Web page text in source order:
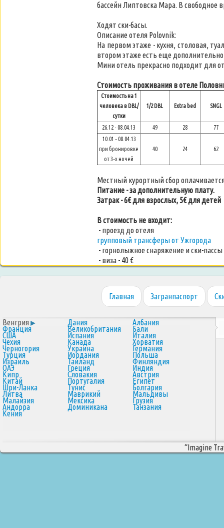
бассейн Липтовска Мара. В
Ходят ски-басы.
Описание отеля Polovnik:
На первом этаже - кухня, столовая,
втором этаже есть еще
Мини отель прекрасно подходит для
Стоимость проживания в отеле
Стоимость на 1
человека в DBL/
сутки
1/2 DBL Extra bed SNGL
26.12 - 08.04.13 49 28
77
10.01 - 08.04.13
при бронировке
от 3-х ночей
40 24 62
Местный курортный сбор
Питание - за дополнительную плату.
Затрак - 6€ для взрослых, 5€ для детей
В стоимость не входит:
- проезд до отеля
групповый трансферы от Ужгорода
- горнолыжное снаряжение и ски-пассы
- виза - 40 €
Главная Загранпаспорт
Венгрия Дания Албания
Франция Великобритания Бали
США Испания Италия
Чехия Канада Хорватия
Черногория Украина Германия
Турция Иордания Польша
Израиль Таиланд Финляндия
ОАЭ Греция Индия
Кипр Словакия Австрия
Китай Португалия Египет
Шри-Ланка Тунис Болгария
Литва Маврикий Мальдивы
Малайзия Мексика Грузия
Андорра Доминикана Танзания
Кения
“Imagine